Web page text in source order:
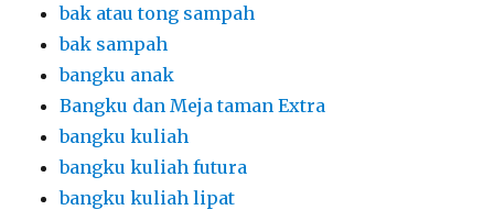
bak atau tong sampah
bak sampah
bangku anak
Bangku dan Meja taman Extra
bangku kuliah
bangku kuliah futura
bangku kuliah lipat